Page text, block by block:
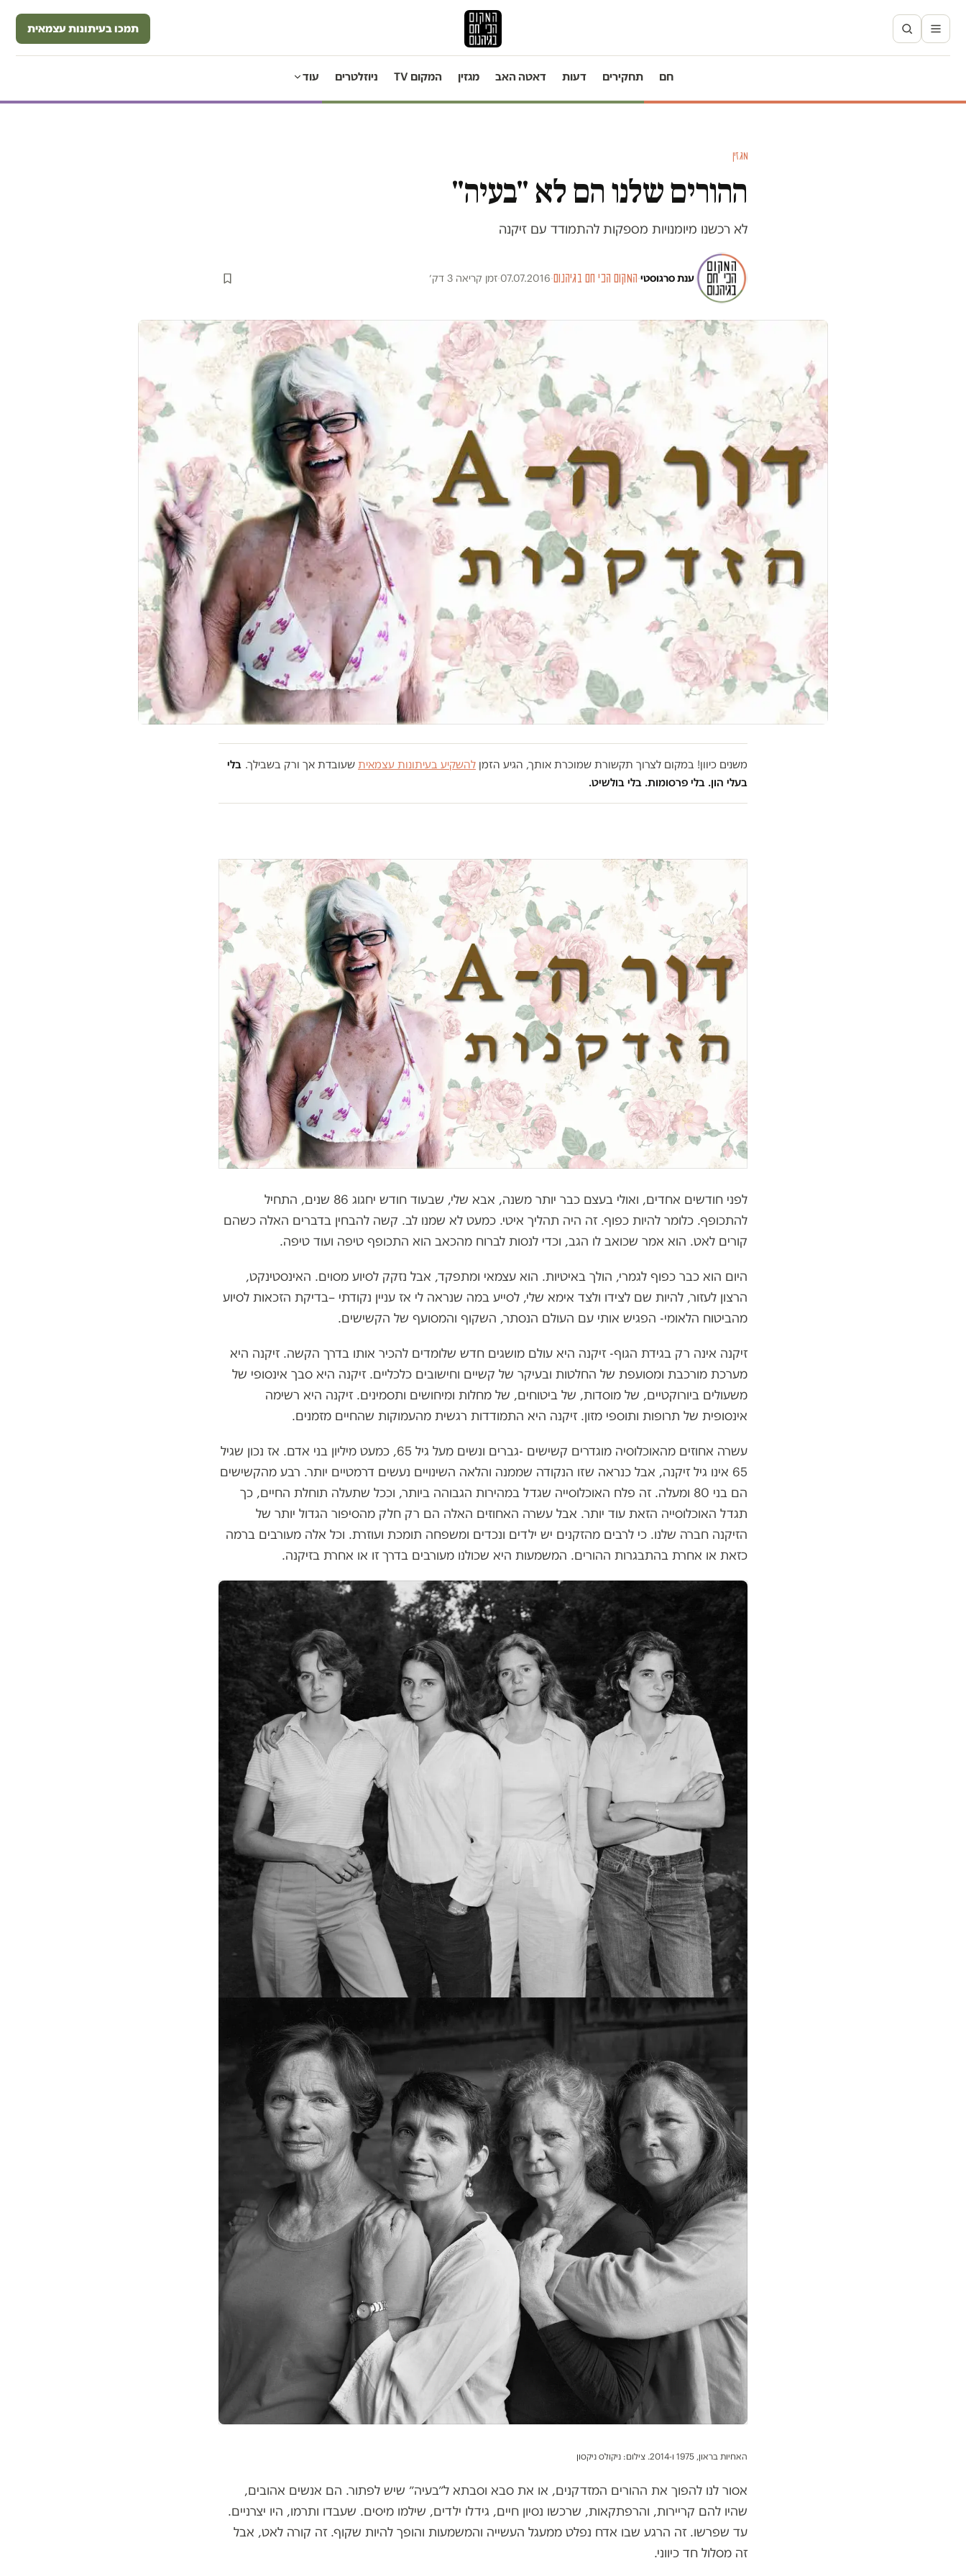
תמכו בעיתונות עצמאית
חם תחקירים דעות דאטה האב מגזין המקום TV ניוזלטרים עוד
מגזין
ההורים שלנו הם לא "בעיה"
לא רכשנו מיומנויות מספקות להתמודד עם זיקנה
ענת סרגוסטי·המקום הכי חם בגיהנום·
07.07.2016
·זמן קריאה 3 דק׳
משנים כיוון! במקום לצרוך תקשורת שמוכרת אותך, הגיע הזמן להשקיע בעיתונות עצמאית שעובדת אך ורק בשבילך. בלי
בעלי הון. בלי פרסומות. בלי בולשיט.
לפני חודשים אחדים, ואולי בעצם כבר יותר משנה, אבא שלי, שבעוד חודש יחגוג 86 שנים, התחיל
להתכופף. כלומר להיות כפוף. זה היה תהליך איטי. כמעט לא שמנו לב. קשה להבחין בדברים האלה כשהם
קורים לאט. הוא אמר שכואב לו הגב, וכדי לנסות לברוח מהכאב הוא התכופף טיפה ועוד טיפה.
היום הוא כבר כפוף לגמרי, הולך באיטיות. הוא עצמאי ומתפקד, אבל נזקק לסיוע מסוים. האינסטינקט,
הרצון לעזור, להיות שם לצידו ולצד אימא שלי, לסייע במה שנראה לי אז עניין נקודתי –בדיקת הזכאות לסיוע
מהביטוח הלאומי- הפגיש אותי עם העולם הנסתר, השקוף והמסועף של הקשישים.
זיקנה אינה רק בגידת הגוף- זיקנה היא עולם מושגים חדש שלומדים להכיר אותו בדרך הקשה. זיקנה היא
מערכת מורכבת ומסועפת של החלטות ובעיקר של קשיים וחישובים כלכליים. זיקנה היא סבך אינסופי של
משעולים ביורוקטיים, של מוסדות, של ביטוחים, של מחלות ומיחושים ותסמינים. זיקנה היא רשימה
אינסופית של תרופות ותוספי מזון. זיקנה היא התמודדות רגשית מהעמוקות שהחיים מזמנים.
עשרה אחוזים מהאוכלוסיה מוגדרים קשישים -גברים ונשים מעל גיל 65, כמעט מיליון בני אדם. אז נכון שגיל
65 אינו גיל זיקנה, אבל כנראה שזו הנקודה שממנה והלאה השינויים נעשים דרמטיים יותר. רבע מהקשישים
הם בני 80 ומעלה. זה פלח האוכלוסייה שגדל במהירות הגבוהה ביותר, וככל שתעלה תוחלת החיים, כך
תגדל האוכלוסייה הזאת עוד יותר. אבל עשרה האחוזים האלה הם רק חלק מהסיפור הגדול יותר של
הזיקנה חברה שלנו. כי לרבים מהזקנים יש ילדים ונכדים ומשפחה תומכת ועוזרת. וכל אלה מעורבים ברמה
כזאת או אחרת בהתבגרות ההורים. המשמעות היא שכולנו מעורבים בדרך זו או אחרת בזיקנה.
האחיות בראון, 1975 ו-2014. צילום: ניקולס ניקסון
אסור לנו להפוך את ההורים המזדקנים, או את סבא וסבתא ל״בעיה״ שיש לפתור. הם אנשים אהובים,
שהיו להם קריירות, והרפתקאות, שרכשו נסיון חיים, גידלו ילדים, שילמו מיסים. שעבדו ותרמו, היו יצרניים.
עד שפרשו. זה הרגע שבו אדח נפלט ממעגל העשייה והמשמעות והופך להיות שקוף. זה קורה לאט, אבל
זה מסלול חד כיווני.